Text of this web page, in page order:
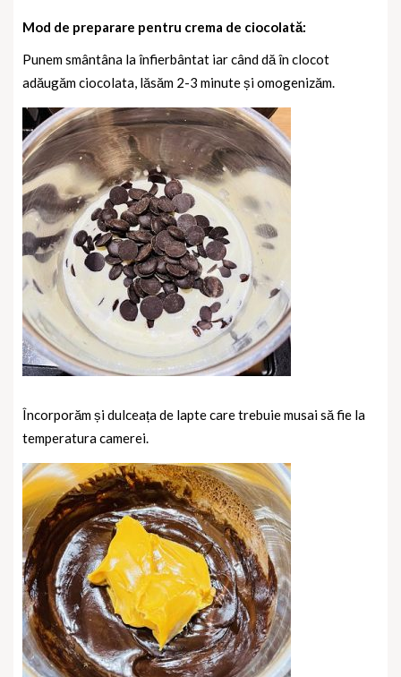
Mod de preparare pentru crema de ciocolată:
Punem smântâna la înfierbântat iar când dă în clocot
adăugăm ciocolata, lăsăm 2-3 minute și omogenizăm.
Încorporăm și dulceața de lapte care trebuie musai să fie la
temperatura camerei.